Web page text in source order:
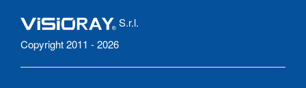
S.r.l.
Copyright 2011 - 2026